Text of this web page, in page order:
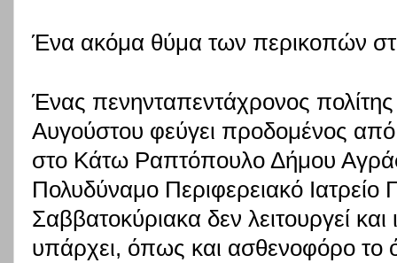
Ένα ακόμα θύμα των περικοπών
Ένας πενηνταπεντάχρονος
Αυγούστου φεύγει προδομένος
στο Κάτω Ραπτόπουλο Δήμου
Πολυδύναμο Περιφερειακό Ιατρείο
Σαββατοκύριακα δεν λειτουργεί
υπάρχει, όπως και ασθενοφόρο το